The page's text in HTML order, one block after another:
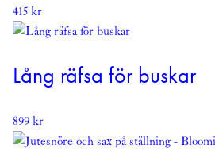
415kr
Lång räfsa för buskar
899kr